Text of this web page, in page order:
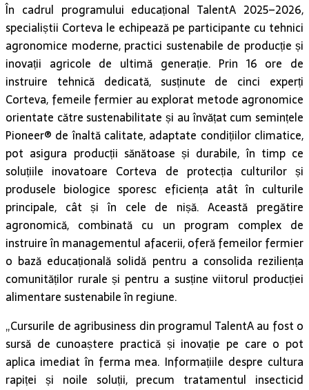
În cadrul programului educațional TalentA 2025–2026,
specialiștii Corteva le echipează pe participante cu tehnici
agronomice moderne, practici sustenabile de producție și
inovații agricole de ultimă generație. Prin 16 ore de
instruire tehnică dedicată, susținute de cinci experți
Corteva, femeile fermier au explorat metode agronomice
orientate către sustenabilitate și au învățat cum semințele
Pioneer® de înaltă calitate, adaptate condițiilor climatice,
pot asigura producții sănătoase și durabile, în timp ce
soluțiile inovatoare Corteva de protecția culturilor și
produsele biologice sporesc eficiența atât în culturile
principale, cât și în cele de nișă. Această pregătire
agronomică, combinată cu un program complex de
instruire în managementul afacerii, oferă femeilor fermier
o bază educațională solidă pentru a consolida reziliența
comunităților rurale și pentru a susține viitorul producției
alimentare sustenabile în regiune.
„Cursurile de agribusiness din programul TalentA au fost o
sursă de cunoaștere practică și inovație pe care o pot
aplica imediat în ferma mea. Informațiile despre cultura
rapiței și noile soluții, precum tratamentul insecticid